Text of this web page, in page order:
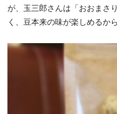
が、玉三郎さんは「おおまさ
く、豆本来の味が楽しめるか